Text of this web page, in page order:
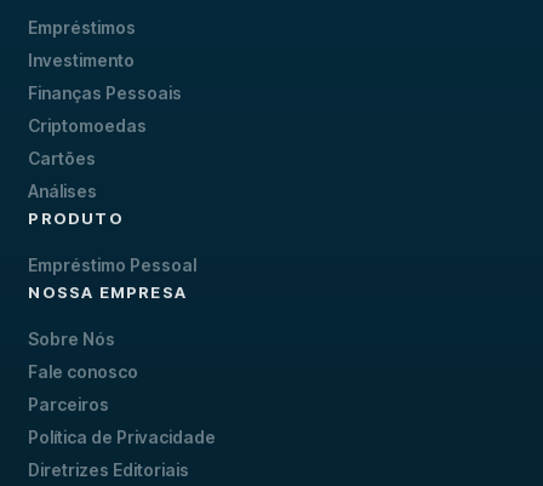
Empréstimos
Investimento
Finanças Pessoais
Criptomoedas
Cartões
Análises
PRODUTO
Empréstimo Pessoal
NOSSA EMPRESA
Sobre Nós
Fale conosco
Parceiros
Política de Privacidade
Diretrizes Editoriais